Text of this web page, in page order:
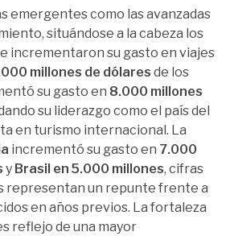
emergentes como las avanzadas
situándose a la cabeza los
incrementaron su gasto en viajes
millones de dólares de los
su gasto en 8.000 millones
su liderazgo como el país del
en turismo internacional. La
incrementó su gasto en 7.000
y Brasil en 5.000 millones, cifras
representan un repunte frente a
en años previos. La fortaleza
reflejo de una mayor